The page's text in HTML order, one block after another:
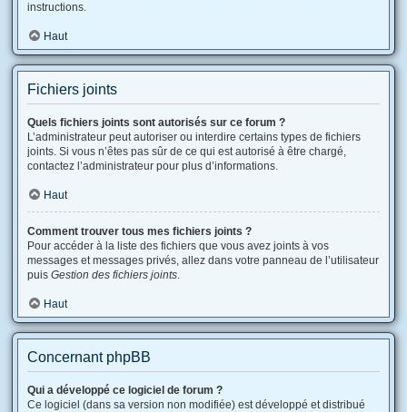
instructions.
Haut
Fichiers joints
Quels fichiers joints sont autorisés sur ce forum ?
L’administrateur peut autoriser ou interdire certains types de fichiers
joints. Si vous n’êtes pas sûr de ce qui est autorisé à être chargé,
contactez l’administrateur pour plus d’informations.
Haut
Comment trouver tous mes fichiers joints ?
Pour accéder à la liste des fichiers que vous avez joints à vos
messages et messages privés, allez dans votre panneau de l’utilisateur
puis Gestion des fichiers joints.
Haut
Concernant phpBB
Qui a développé ce logiciel de forum ?
Ce logiciel (dans sa version non modifiée) est développé et distribué